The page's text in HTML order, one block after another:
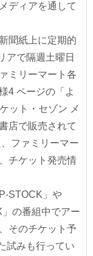
ディアを通して
聞紙上に定期的
アで隔週土曜日
ミリーマート各
4 ページの「よ
ット・セゾン メ
店で販売されて
ファミリーマー
チケット発売情
STOCK」や
の番組中でアー
そのチケット予
試みも行ってい